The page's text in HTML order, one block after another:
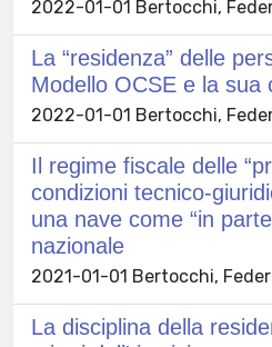
2022-01-01 Bertocchi,
La “residenza” delle
Modello OCSE e la sua
2022-01-01 Bertocchi,
Il regime fiscale delle
condizioni tecnico-
una nave come “in
nazionale
2021-01-01 Bertocchi,
La disciplina della